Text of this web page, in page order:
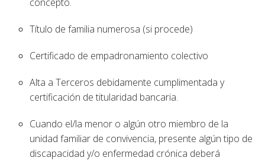
Título de familia numerosa (si procede)
Certificado de empadronamiento colectivo
Alta a Terceros debidamente cumplimentada y
certificación de titularidad bancaria.
Cuando el/la menor o algún otro miembro de la
unidad familiar de convivencia, presente algún tipo de
discapacidad y/o enfermedad crónica deberá